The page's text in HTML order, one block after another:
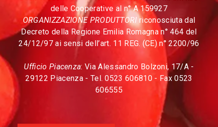
delle Cooperative al n° A 159927
ORGANIZZAZIONE PRODUTTORI riconosciuta dal
Decreto della Regione Emilia Romagna n° 464 del
24/12/97 ai sensi dell’art. 11 REG. (CE) n° 2200/96
Ufficio Piacenza: Via Alessandro Bolzoni, 17/A -
29122 Piacenza - Tel. 0523 606810 - Fax 0523
606555